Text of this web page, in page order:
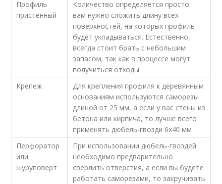
Профиль
пристенный
Количество определяется просто:
вам нужно сложить длину всех
поверхностей, на которых профиль
будет укладываться. Естественно,
всегда стоит брать с небольшим
запасом, так как в процессе могут
получиться отходы
Крепеж
Для крепления профиля к деревянным
основаниям используются саморезы
длиной от 25 мм, а если у вас стены из
бетона или кирпича, то лучше всего
применять дюбель-гвозди 6х40 мм
Перфоратор
или
шуруповерт
При использовании дюбель-гвоздей
необходимо предварительно
сверлить отверстия, а если вы будете
работать саморезами, то закручивать